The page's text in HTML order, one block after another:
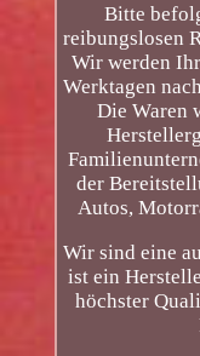
Bitte
reibungslosen
Wir werden
Werktagen
Die Waren
der
Autos,
Wir sind eine
ist ein
höchster